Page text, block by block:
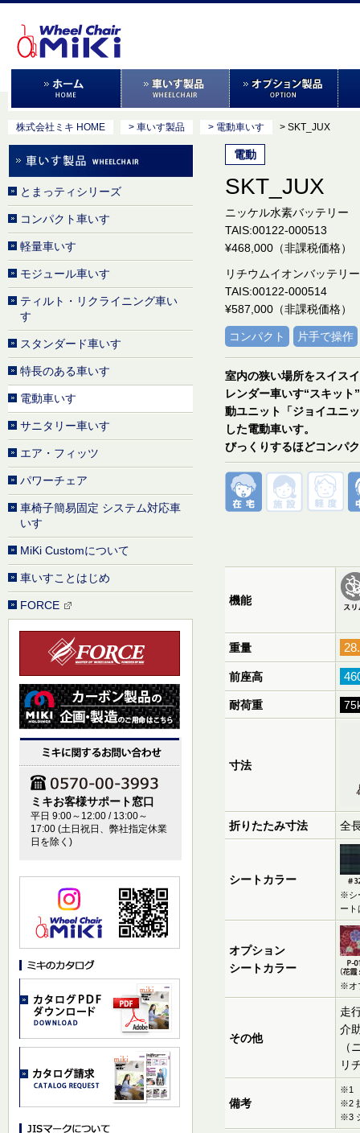
株式会社ミキ HOME > 車いす製品 > 電動車いす > SKT_JUX
電動
SKT_JUX
ニッケル水素バッテリー
TAIS:00122-000513
¥468,000（非課税価格）
リチウムイオンバッテリー
TAIS:00122-000514
¥587,000（非課税価格）
コンパクト 片手で操作
室内の狭い場所をスイス
レンダー車いす“スキット
動ユニット「ジョイユニ
した電動車いす。
びっくりするほどコンパ
機能
重量
前座高
耐荷重
寸法
折りたたみ寸法 全
シートカラー
※シ
ート
オプション
シートカラー
※オ
その他
走
介
（
リ
備考
※1
※2
※3
とまっティシリーズ
コンパクト車いす
軽量車いす
モジュール車いす
ティルト・リクライニング車い
す
スタンダード車いす
特長のある車いす
電動車いす
サニタリー車いす
エア・フィッツ
パワーチェア
車椅子簡易固定 システム対応車
いす
MiKi Customについて
車いすことはじめ
FORCE
ミキお客様サポート窓口
平日 9:00～12:00 / 13:00～
17:00 (土日祝日、弊社指定休業
日を除く)